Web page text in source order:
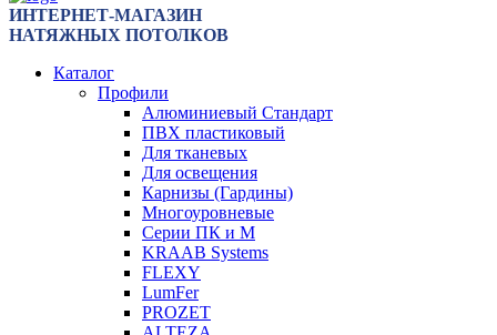
ИНТЕРНЕТ-МАГАЗИН
НАТЯЖНЫХ ПОТОЛКОВ
Каталог
Профили
Алюминиевый Стандарт
ПВХ пластиковый
Для тканевых
Для освещения
Карнизы (Гардины)
Многоуровневые
Серии ПК и М
KRAAB Systems
FLEXY
LumFer
PROZET